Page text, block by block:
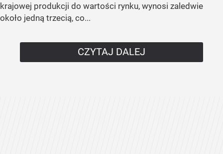
krajowej produkcji do wartości rynku, wynosi zaledwie
około jedną trzecią, co...
CZYTAJ DALEJ